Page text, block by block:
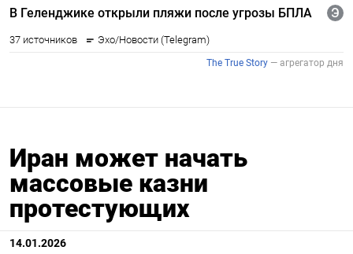
Иран может начать
массовые казни
протестующих
14.01.2026